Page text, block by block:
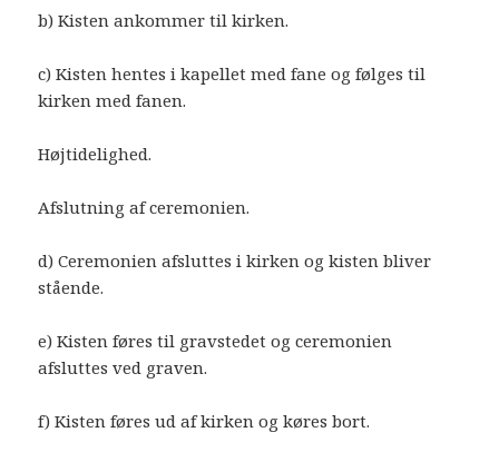
b) Kisten ankommer til kirken.
c) Kisten hentes i kapellet med fane og følges til
kirken med fanen.
Højtidelighed.
Afslutning af ceremonien.
d) Ceremonien afsluttes i kirken og kisten bliver
stående.
e) Kisten føres til gravstedet og ceremonien
afsluttes ved graven.
f) Kisten føres ud af kirken og køres bort.